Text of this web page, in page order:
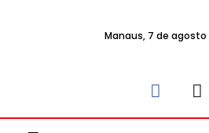
Manaus, 7 de agosto